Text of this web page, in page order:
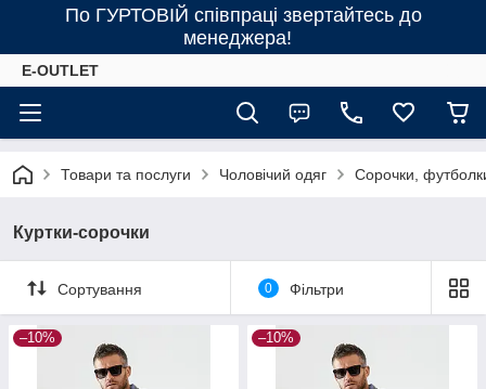
По ГУРТОВІЙ співпраці звертайтесь до
менеджера!
E-OUTLET
Товари та послуги Чоловічий одяг Сорочки,
Куртки-сорочки
Сортування 0 Фільтри
–10% –10%